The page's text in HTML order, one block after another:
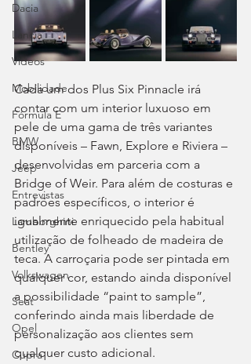
Dacia
Lancia
Videos
Mobilidade
Fórmula E
BMW
Jeep
Entrevistas
Lamborghini
Bentley
Volkswagen
Seat
Opel
Cupra
Cada um dos Plus Six Pinnacle irá
contar com um interior luxuoso em
pele de uma gama de três variantes
disponíveis – Fawn, Explore e Riviera –
desenvolvidas em parceria com a
Bridge of Weir. Para além de costuras e
padrões específicos, o interior é
igualmente enriquecido pela habitual
utilização de folheado de madeira de
teca. A carroçaria pode ser pintada em
qualquer cor, estando ainda disponível
a possibilidade “paint to sample”,
conferindo ainda mais liberdade de
personalização aos clientes sem
qualquer custo adicional.